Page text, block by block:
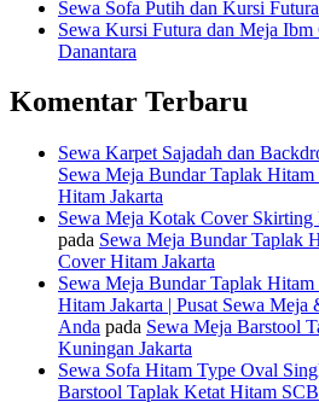
Sewa Sofa Putih dan Kursi
Sewa Kursi Futura dan Meja
Danantara
Komentar Terbaru
Sewa Karpet Sajadah dan
Sewa Meja Bundar Taplak
Hitam Jakarta
Sewa Meja Kotak Cover Skirting
pada Sewa Meja Bundar Taplak
Cover Hitam Jakarta
Sewa Meja Bundar Taplak
Hitam Jakarta | Pusat Sewa
Anda pada Sewa Meja Barstool
Kuningan Jakarta
Sewa Sofa Hitam Type Oval
Barstool Taplak Ketat Hitam